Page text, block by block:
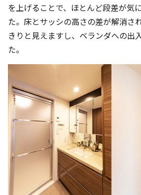
を上げることで、ほとんど段差が気
た。床とサッシの高さの差が解消さ
きりと見えますし、ベランダへの出
た。